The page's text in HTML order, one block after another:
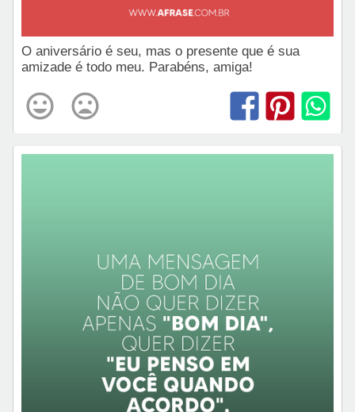
O aniversário é seu, mas o presente que é sua
amizade é todo meu. Parabéns, amiga!